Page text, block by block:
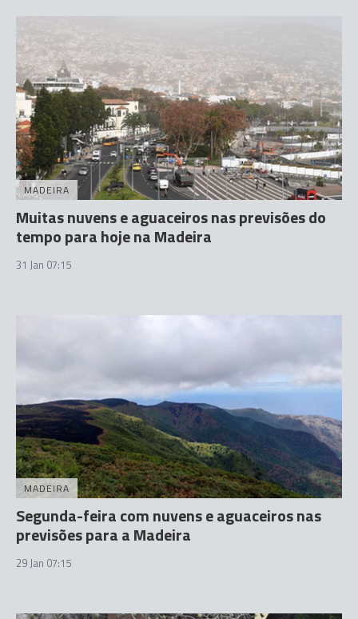
MADEIRA
Muitas nuvens e aguaceiros nas previsões do
tempo para hoje na Madeira
31 Jan 07:15
MADEIRA
Segunda-feira com nuvens e aguaceiros nas
previsões para a Madeira
29 Jan 07:15